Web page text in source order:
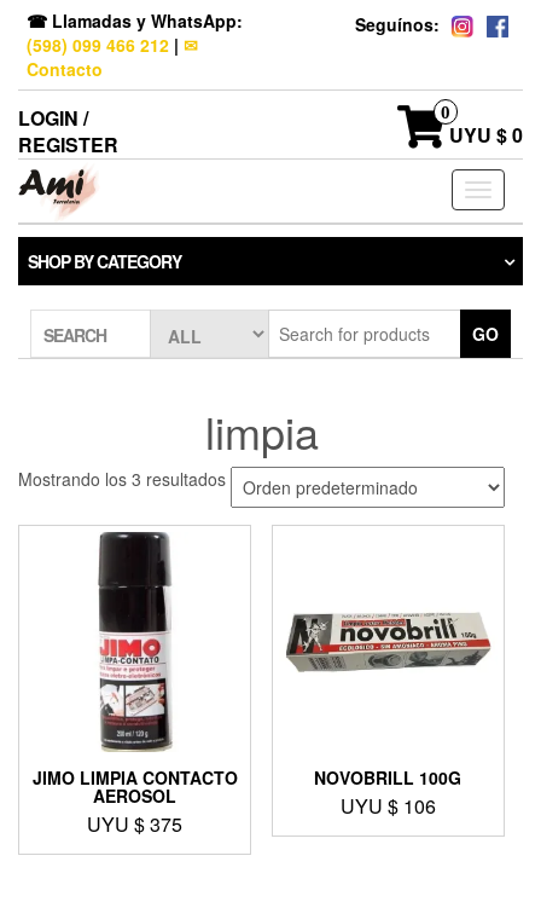
☎ Llamadas y WhatsApp:
(598) 099 466 212 | ✉
Contacto
Seguínos:
LOGIN /
REGISTER
0
UYU $ 0
Toggle
SHOP BY CATEGORY
SEARCH GO
limpia
Mostrando los 3 resultados
JIMO LIMPIA CONTACTO
AEROSOL
UYU $375
NOVOBRILL 100G
UYU $ 106